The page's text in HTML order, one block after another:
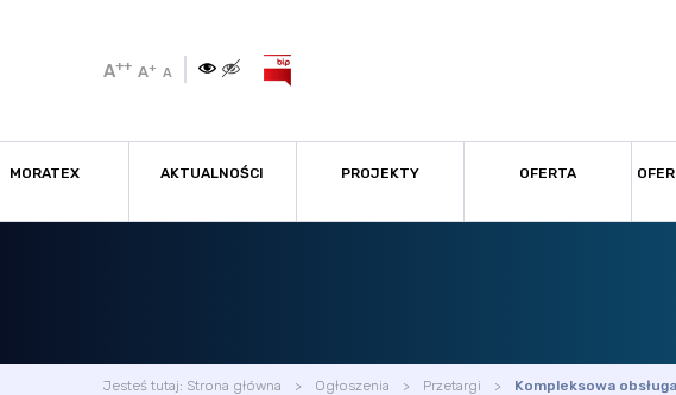
A++ A+ A
MORATEX AKTUALNOŚCI PROJEKTY OFERTA
Jesteś tutaj: Strona główna Ogłoszenia Przetargi Kompleksowa